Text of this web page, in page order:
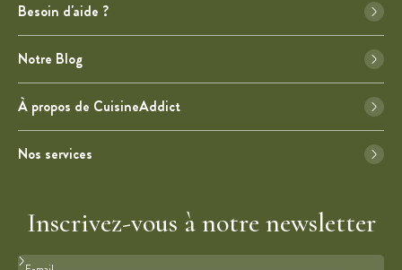
Besoin d'aide ?
Notre Blog
À propos de CuisineAddict
Nos services
Inscrivez-vous à notre newsletter